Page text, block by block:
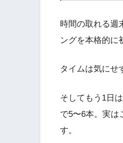
時間の取れる週
ングを本格的に
タイムは気にせ
そしてもう1日
で5〜6本。実は
す。